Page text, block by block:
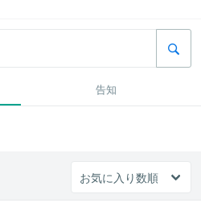
告知